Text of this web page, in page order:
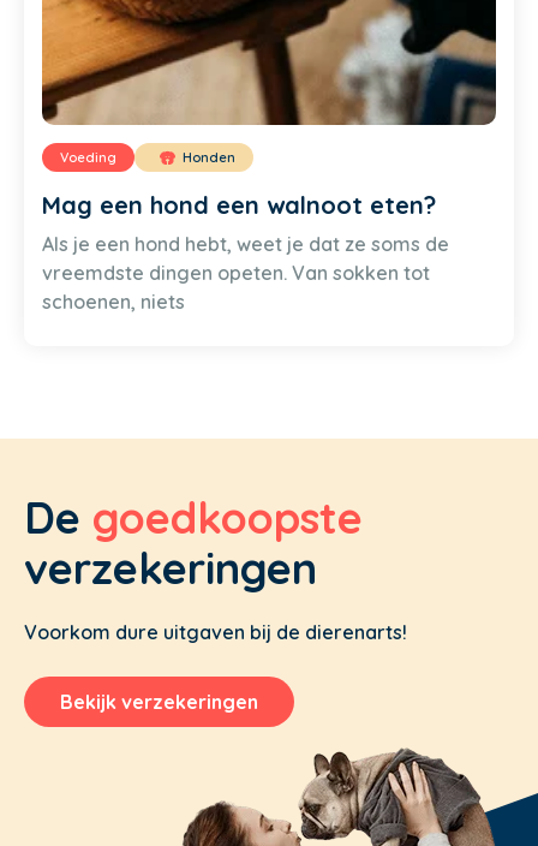
Voeding Honden
Mag een hond een walnoot eten?
Als je een hond hebt, weet je dat ze soms de
vreemdste dingen opeten. Van sokken tot
schoenen, niets
De goedkoopste
verzekeringen
Voorkom dure uitgaven bij de dierenarts!
Bekijk verzekeringen